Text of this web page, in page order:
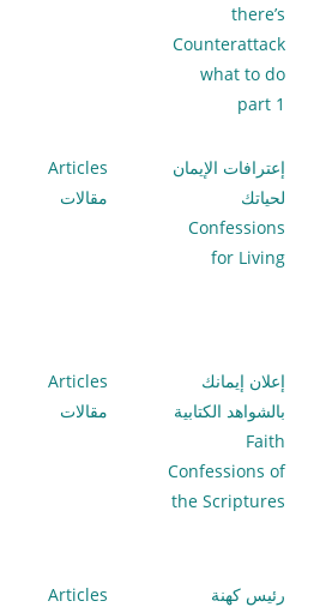
there’s
Counterattack
what to do
part 1
إعترافات الإيمان
لحياتك
Confessions
for Living
Articles
مقالات
إعلان إيمانك
بالشواهد الكتابية
Faith
Confessions of
the Scriptures
Articles
مقالات
رئيس كهنة Articles